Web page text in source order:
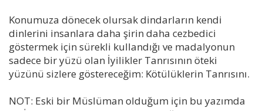
Konumuza dönecek olursak dindarların kendi
dinlerini insanlara daha şirin daha cezbedici
göstermek için sürekli kullandığı ve madalyonun
sadece bir yüzü olan İyilikler Tanrısının öteki
yüzünü sizlere göstereceğim: Kötülüklerin Tanrısını.
NOT: Eski bir Müslüman olduğum için bu yazımda